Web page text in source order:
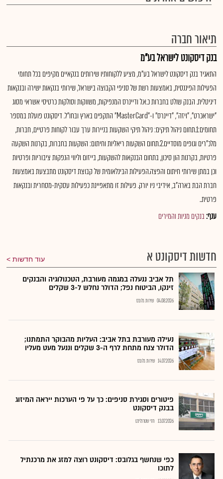
תיאור חברה
בנק דיסקונט לישראל בע"מ
התאגיד בנק דיסקונט לישראל בע"מ, מציע ללקוחותיו שירותים בנקאיים מקיפים בכל תחומי
הפעילות הפיננסית, באמצעות רשת של סניפי הקבוצה בישראל, שירותי בנקאות ישירה ובנקאות
דיגיטלית. הבנק שולט בחברות כ.א.ל ודיינרס המנפיקות, משווקות וסולקות כרטיסי אשראי מסוג
"ישראכרט", "ויזה", "דיינרס" ו-"MasterCard" התקפים בארץ ובחו"ל. דיסקונט פועלת במספר
תחומים:1.תחום ניהול תיקים: ניהול תיקי השקעות בניירות ערך עבור לקוחות פרטיים, חברות,
מלכ"רים וגופים מוסדיים.2.תחום השקעות ריאליות וחיתום: השקעות בחברות, בקרנות השקעה
פרטיות, בקרנות הון סיכון, בתחום הבנקאות להשקעות, בייזום וליווי הנפקות ציבוריות ופרטיות
וכן במתן שירותי חיתום והפצה.הפעילות הבינלאומית של קבוצת דיסקונט מתבצעת באמצעות
חברת הבת בארה"ב, אידיבי ניו יורק. פעילות זו מתאפיינת כפעילות עסקית-מסחרית ובנקאות
פרטית..
ענף:בנקים מניות והמירים
חדשות דיסקונט א עוד חדשות
תל אביב ננעלה במגמה מעורבת, הטכנולוגיה והבנקים
זינקו, הביטוח נפל; הדולר נחלש ל-3 שקלים
04.08.2026 שירות גלובס
נעילה מעורבת בתל אביב: העליות מהבוקר התמתנו;
הדולר צנח מתחת לרף ה-3 שקלים וננעל מעט מעליו
14.07.2026 שירות גלובס
פיטורים וסגירת סניפים: כך על פי הערכות ייראה המיזוג
בבנק דיסקונט
13.07.2026 חזי שטרנליכט
כפי שנחשף בגלובס: דיסקונט רוצה למזג את מרכנתיל
לתוכו